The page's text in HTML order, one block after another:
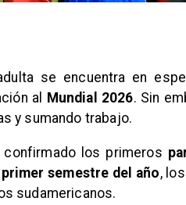
se encuentra en
al
Mundial 2026. Sin
y sumando trabajo.
confirmado los primeros
semestre del año,
sudamericanos.